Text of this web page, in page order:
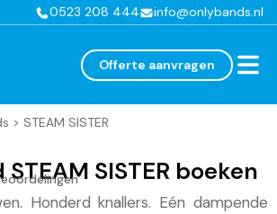
0523 208 444 info@onlybands.nl
Offerte aanvragen
> STEAM SISTER
SISTER boeken
Honderd knallers. Eén dampende